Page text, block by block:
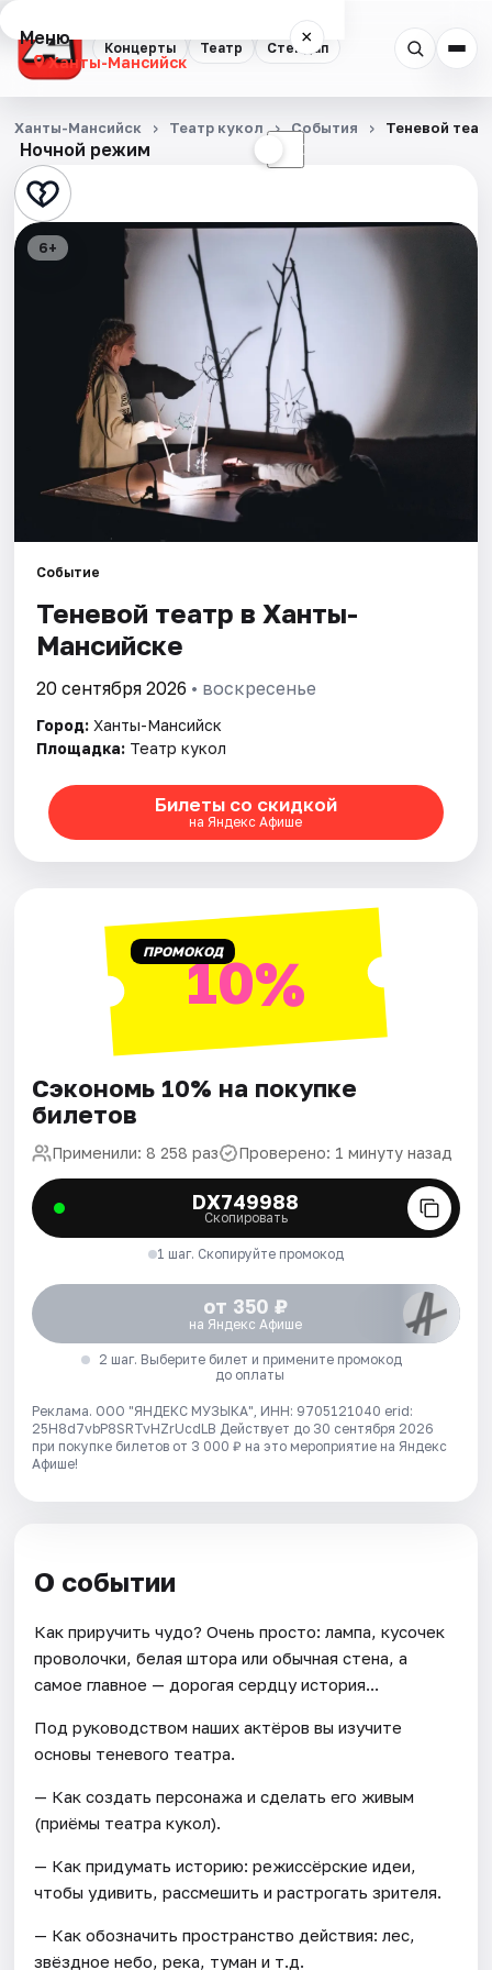
Концерты Театр Стендап
Меню ×
Ханты-Мансийск
Концерты
Театр
Стендап
Площадки
Артисты
Рейтинги
Ночной режим ☾
Ханты-Мансийск Театр кукол События Теневой
6+
Событие
Теневой театр в Ханты-
Мансийске
20 сентября 2026 • воскресенье
Город: Ханты-Мансийск
Площадка: Театр кукол
Билеты со скидкой
на Яндекс Афише
ПРОМОКОД10%
Сэкономь 10% на покупке
билетов
Применили: 8 258 раз Проверено: 1 минуту назад
DX749988
Скопировать
1 шаг. Скопируйте промокод
от 350 ₽
на Яндекс Афише
2 шаг. Выберите билет и примените промокод
до оплаты
Реклама. ООО "ЯНДЕКС МУЗЫКА", ИНН: 9705121040 erid:
25H8d7vbP8SRTvHZrUcdLB Действует до 30 сентября 2026
при покупке билетов от 3 000 ₽ на это мероприятие на Яндекс
Афише!
О событии
Как приручить чудо? Очень просто: лампа, кусочек
проволочки, белая штора или обычная стена, а
самое главное — дорогая сердцу история...
Под руководством наших актёров вы изучите
основы теневого театра.
— Как создать персонажа и сделать его живым
(приёмы театра кукол).
— Как придумать историю: режиссёрские идеи,
чтобы удивить, рассмешить и растрогать зрителя.
— Как обозначить пространство действия: лес,
звёздное небо, река, туман и т.д.